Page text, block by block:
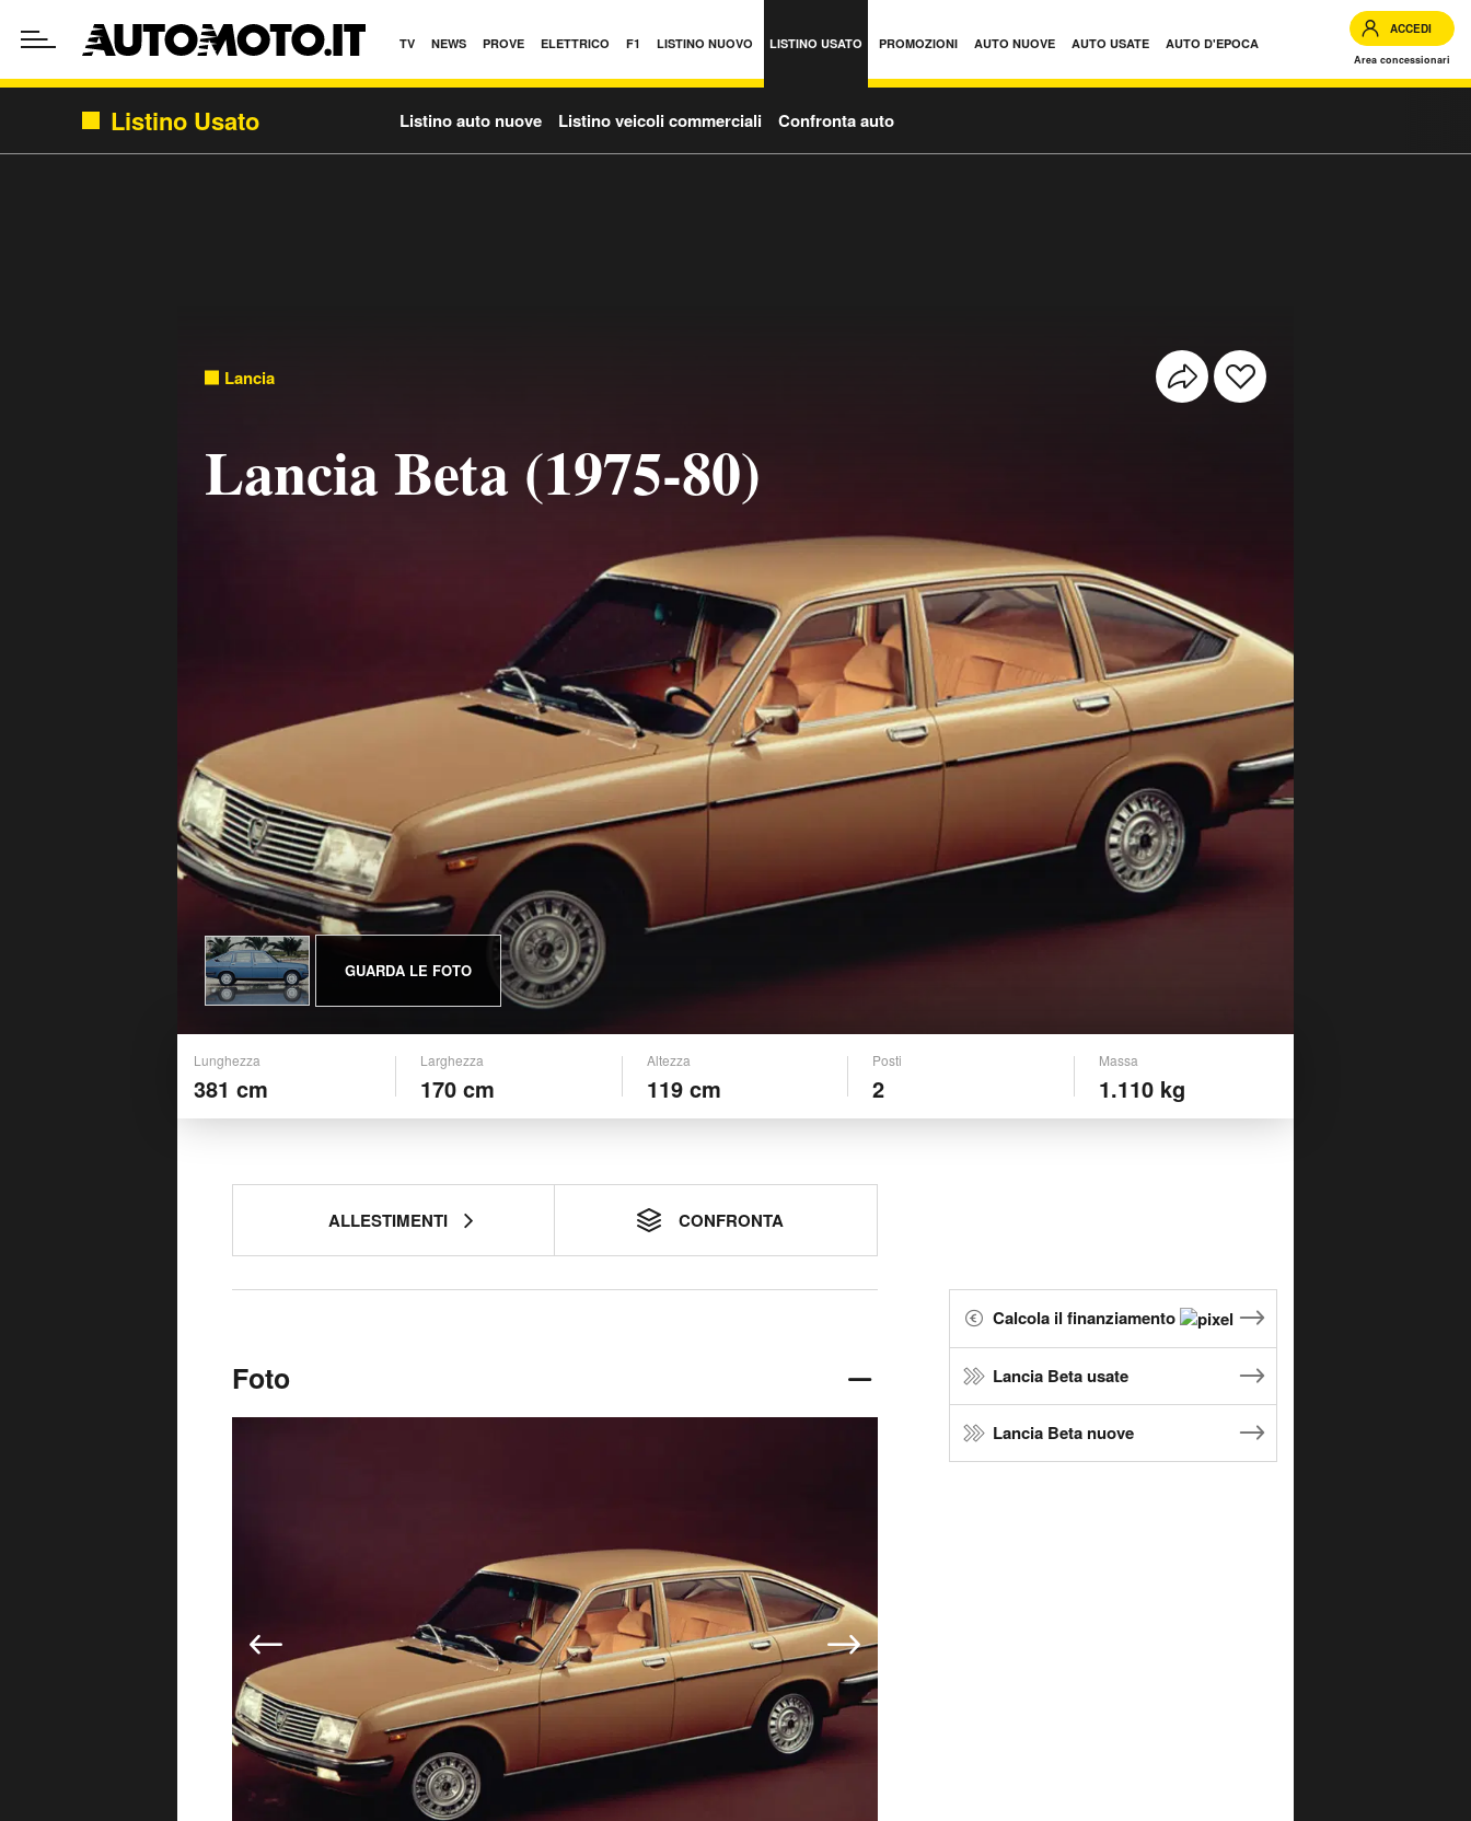
TV NEWS PROVE ELETTRICO F1 LISTINO NUOVO LISTINO USATO PROMOZIONI AUTO NUOVE AUTO USATE AUTO D'EPOCA
ACCEDI
Area concessionari
Listino Usato Listino auto nuove Listino veicoli commerciali Confronta auto
Lancia
Lancia Beta (1975-80)
GUARDA LE FOTO
Lunghezza
381 cm
Larghezza
170 cm
Altezza
119 cm
Posti
2
Massa
1.110 kg
ALLESTIMENTI CONFRONTA
Foto
Calcola il finanziamento
Lancia Beta usate
Lancia Beta nuove